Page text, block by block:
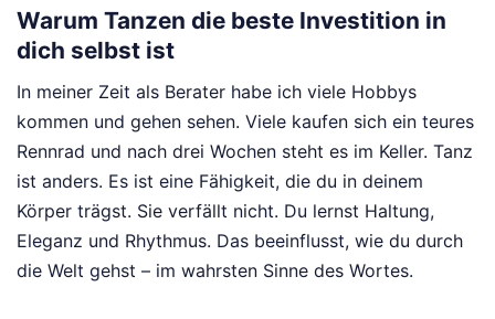
Warum Tanzen die beste Investition in
dich selbst ist
In meiner Zeit als Berater habe ich viele Hobbys
kommen und gehen sehen. Viele kaufen sich ein teures
Rennrad und nach drei Wochen steht es im Keller. Tanz
ist anders. Es ist eine Fähigkeit, die du in deinem
Körper trägst. Sie verfällt nicht. Du lernst Haltung,
Eleganz und Rhythmus. Das beeinflusst, wie du durch
die Welt gehst – im wahrsten Sinne des Wortes.